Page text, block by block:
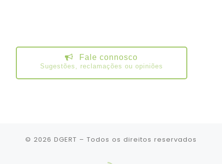
Fale connosco
Sugestões, reclamações ou opiniões
© 2026 DGERT – Todos os direitos reservados